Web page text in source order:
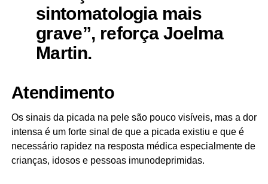
sintomatologia mais
grave”, reforça Joelma
Martin.
Atendimento
Os sinais da picada na pele são pouco visíveis, mas a dor
intensa é um forte sinal de que a picada existiu e que é
necessário rapidez na resposta médica especialmente de
crianças, idosos e pessoas imunodeprimidas.